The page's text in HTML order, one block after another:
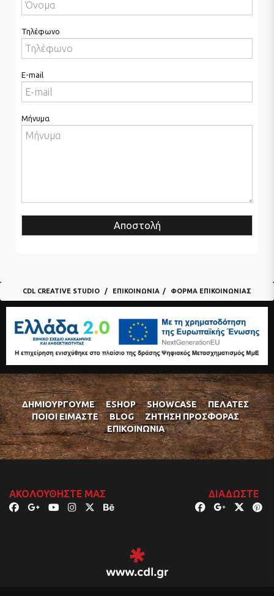
Τηλέφωνο
E-mail
Μήνυμα
Αποστολή
CDL CREATIVE STUDIO ΕΠΙΚΟΙΝΩΝΊΑ ΦΌΡΜΑ ΕΠΙΚΟΙΝΩΝΊΑΣ
ΔΗΜΙΟΥΡΓΟΎΜΕ ESHOP SHOWCASE
ΠΕΛΆΤΕΣ
ΠΟΙΟΊ ΕΊΜΑΣΤΕ
BLOG
ΖΉΤΗΣΗ ΠΡΟΣΦΟΡΆΣ
ΕΠΙΚΟΙΝΩΝΊΑ
ΑΚΟΛΟΥΘΉΣΤΕ ΜΑΣ ΔΙΑΔΏΣΤΕ